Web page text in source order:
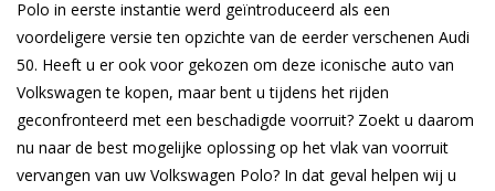
Polo in eerste instantie werd geïntroduceerd als een
voordeligere versie ten opzichte van de eerder verschenen Audi
50. Heeft u er ook voor gekozen om deze iconische auto van
Volkswagen te kopen, maar bent u tijdens het rijden
geconfronteerd met een beschadigde voorruit? Zoekt u daarom
nu naar de best mogelijke oplossing op het vlak van voorruit
vervangen van uw Volkswagen Polo? In dat geval helpen wij u